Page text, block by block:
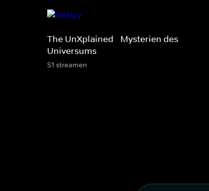
The UnXplained - Mysterien des
Universums
S1 streamen